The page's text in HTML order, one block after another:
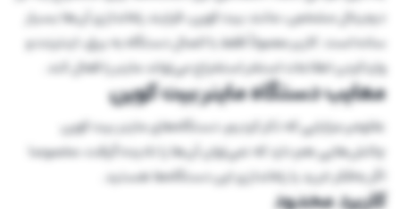
دیجیتال مشخص، مانند بیت کوین، فرایند راه‌اندازی آن‌ها بسیار
ساده است. کاربر معمولاً فقط با اتصال دستگاه به برق، اینترنت و
واردکردن اطلاعات استخر استخراج می‌تواند ماینر را فعال کند.
معایب دستگاه ماینر بیت کوین
علاوه‌بر مزایایی که ذکر کردیم، دستگاه‌های ماینر بیت کوین
چالش‌هایی هم دارد که نمی‌توان آن‌ها را نادیده گرفت، مخصوصا
اگر به‌فکر خرید یا راه‌اندازی این دستگاه‌ها هستید.
کاربرد محدود